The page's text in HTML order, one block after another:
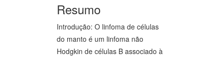
Resumo
Introdução: O linfoma de células
do manto é um linfoma não
Hodgkin de células B associado à